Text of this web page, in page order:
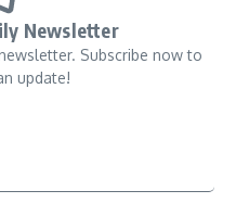
Newsletter
Subscribe now to
update!